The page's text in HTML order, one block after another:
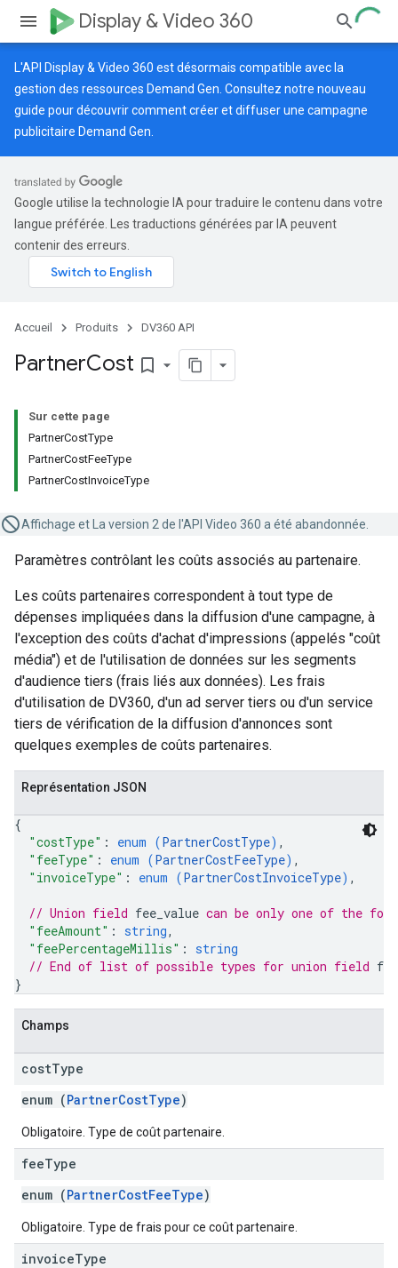
Display & Video 360
L'API Display & Video 360 est désormais compatible avec la
gestion des ressources Demand Gen. Consultez notre nouveau
guide pour découvrir comment créer et diffuser une campagne
publicitaire Demand Gen.
Google utilise la technologie IA pour traduire le contenu dans votre
langue préférée. Les traductions générées par IA peuvent
contenir des erreurs.
Accueil Produits DV360 API
PartnerCost bookmark_border
Sur cette page
PartnerCostType
PartnerCostFeeType
PartnerCostInvoiceType
Affichage et La version 2 de l'API Video 360 a été abandonnée.
Paramètres contrôlant les coûts associés au partenaire.
Les coûts partenaires correspondent à tout type de
dépenses impliquées dans la diffusion d'une campagne, à
l'exception des coûts d'achat d'impressions (appelés "coût
média") et de l'utilisation de données sur les segments
d'audience tiers (frais liés aux données). Les frais
d'utilisation de DV360, d'un ad server tiers ou d'un service
tiers de vérification de la diffusion d'annonces sont
quelques exemples de coûts partenaires.
Représentation JSON
{
"costType" : enum (PartnerCostType) ,
"feeType" : enum (PartnerCostFeeType) ,
"invoiceType" : enum (PartnerCostInvoiceType) ,
// Union field fee_value can be only one of the
"feeAmount" : string,
"feePercentageMillis" : string
// End of list of possible types for union field
}
Champs
costType
enum (PartnerCostType)
Obligatoire. Type de coût partenaire.
feeType
enum (PartnerCostFeeType)
Obligatoire. Type de frais pour ce coût partenaire.
invoiceType